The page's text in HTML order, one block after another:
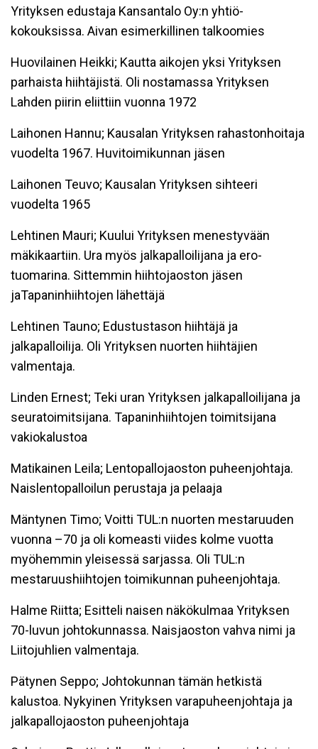
Yrityksen edustaja Kansantalo Oy:n yhtiö-
kokouksissa. Aivan esimerkillinen talkoomies
Huovilainen Heikki; Kautta aikojen yksi Yrityksen
parhaista hiihtäjistä. Oli nostamassa Yrityksen
Lahden piirin eliittiin vuonna 1972
Laihonen Hannu; Kausalan Yrityksen rahastonhoitaja
vuodelta 1967. Huvitoimikunnan jäsen
Laihonen Teuvo; Kausalan Yrityksen sihteeri
vuodelta 1965
Lehtinen Mauri; Kuului Yrityksen menestyvään
mäkikaartiin. Ura myös jalkapalloilijana ja ero-
tuomarina. Sittemmin hiihtojaoston jäsen
jaTapaninhiihtojen lähettäjä
Lehtinen Tauno; Edustustason hiihtäjä ja
jalkapalloilija. Oli Yrityksen nuorten hiihtäjien
valmentaja.
Linden Ernest; Teki uran Yrityksen jalkapalloilijana ja
seuratoimitsijana. Tapaninhiihtojen toimitsijana
vakiokalustoa
Matikainen Leila; Lentopallojaoston puheenjohtaja.
Naislentopalloilun perustaja ja pelaaja
Mäntynen Timo; Voitti TUL:n nuorten mestaruuden
vuonna –70 ja oli komeasti viides kolme vuotta
myöhemmin yleisessä sarjassa. Oli TUL:n
mestaruushiihtojen toimikunnan puheenjohtaja.
Halme Riitta; Esitteli naisen näkökulmaa Yrityksen
70-luvun johtokunnassa. Naisjaoston vahva nimi ja
Liitojuhlien valmentaja.
Pätynen Seppo; Johtokunnan tämän hetkistä
kalustoa. Nykyinen Yrityksen varapuheenjohtaja ja
jalkapallojaoston puheenjohtaja